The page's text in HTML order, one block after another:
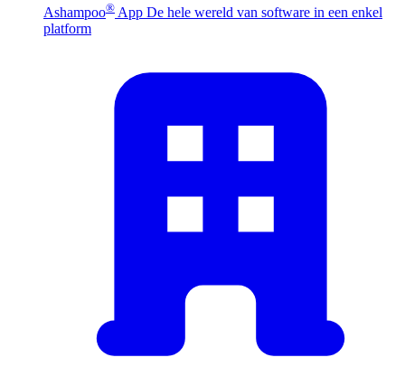
Ashampoo® App De hele wereld van software in een enkel
platform